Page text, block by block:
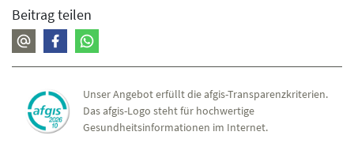
Beitrag teilen
Unser Angebot erfüllt die afgis-Transparenzkriterien.
Das afgis-Logo steht für hochwertige
Gesundheitsinformationen im Internet.